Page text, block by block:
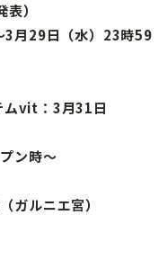
）
3月29日（水）23時59
ムvit：3月31日
ン時〜
ガルニエ宮）